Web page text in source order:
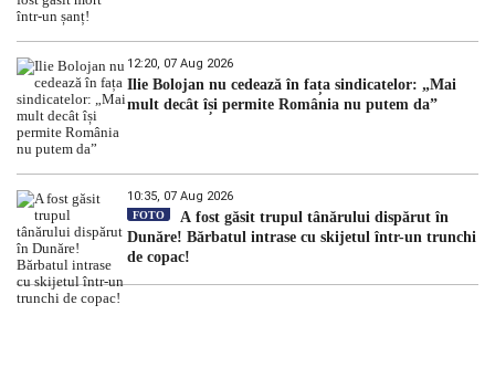
12:20, 07 Aug 2026
Ilie Bolojan nu cedează în fața sindicatelor: „Mai
mult decât își permite România nu putem da”
10:35, 07 Aug 2026
FOTO
A fost găsit trupul tânărului dispărut în
Dunăre! Bărbatul intrase cu skijetul într-un trunchi
de copac!